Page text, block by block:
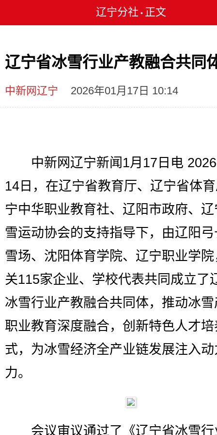
辽宁分社 • 正文
辽宁省冰雪行业产教融合共同
中新网辽宁 2026年01月17日 10:14
中新网辽宁新闻1月17日电 2026
14日，在辽宁省教育厅、辽宁省体
宁中华职业教育社、辽阳市政府、
雪运动协会的支持指导下，由辽阳
雪场、沈阳体育学院、辽宁职业学
关115家企业、学校代表共同成立了
冰雪行业产教融合共同体，推动冰
职业教育深度融合，创新特色人才
式，为冰雪经济全产业链发展注入
力。
会议审议通过了《辽宁省冰雪行